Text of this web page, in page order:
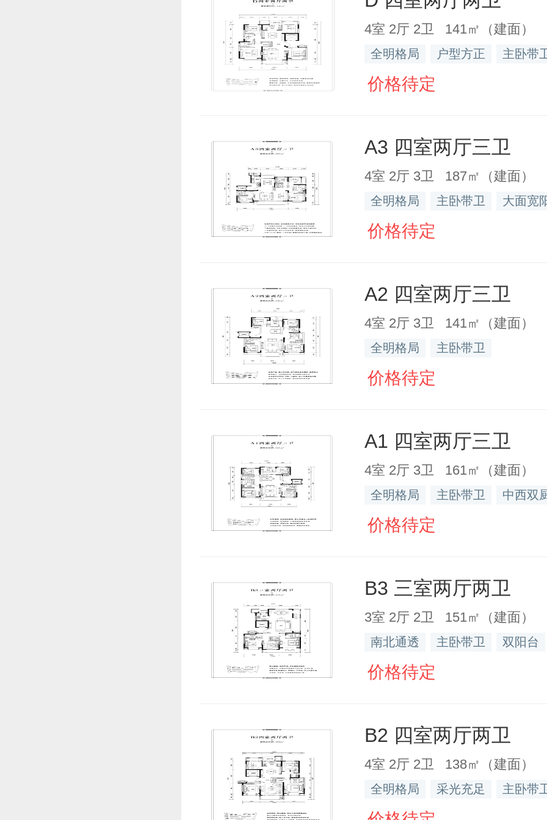
4室 2厅 2卫 141㎡（建面）
全明格局 户型方正 主卧带
价格待定
A3 四室两厅三卫
4室 2厅 3卫 187㎡（建面）
全明格局 主卧带卫 大面宽
价格待定
A2 四室两厅三卫
4室 2厅 3卫 141㎡（建面）
全明格局 主卧带卫
价格待定
A1 四室两厅三卫
4室 2厅 3卫 161㎡（建面）
全明格局 主卧带卫 中西双
价格待定
B3 三室两厅两卫
3室 2厅 2卫 151㎡（建面）
南北通透 主卧带卫 双阳台
价格待定
B2 四室两厅两卫
4室 2厅 2卫 138㎡（建面）
全明格局 采光充足 主卧带